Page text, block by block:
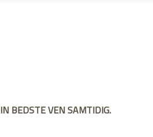
BEDSTE VEN SAMTIDIG.